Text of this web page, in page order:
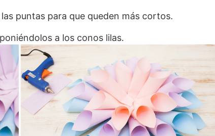
puntas para que queden más cortos.
a los conos lilas.